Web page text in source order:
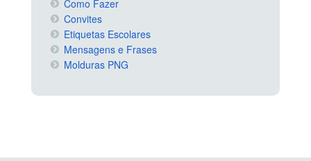
Como Fazer
Convites
Etiquetas Escolares
Mensagens e Frases
Molduras PNG